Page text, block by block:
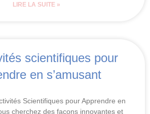
LIRE LA SUITE »
scientifiques pour
en s’amusant
Scientifiques pour Apprendre en
cherchez des façons innovantes et